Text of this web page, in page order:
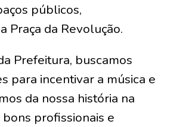
públicos,
Praça da Revolução.
Prefeitura, buscamos
para incentivar a música e
da nossa história na
profissionais e